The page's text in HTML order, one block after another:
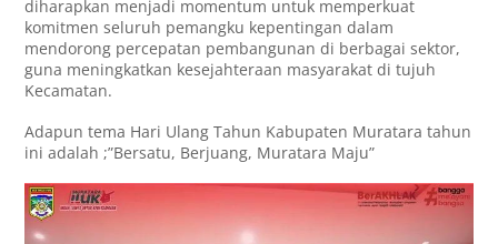
diharapkan menjadi momentum untuk memperkuat
komitmen seluruh pemangku kepentingan dalam
mendorong percepatan pembangunan di berbagai sektor,
guna meningkatkan kesejahteraan masyarakat di tujuh
Kecamatan.‎
Adapun tema Hari Ulang Tahun Kabupaten Muratara tahun
ini adalah ;”Bersatu, Berjuang, Muratara Maju”‎